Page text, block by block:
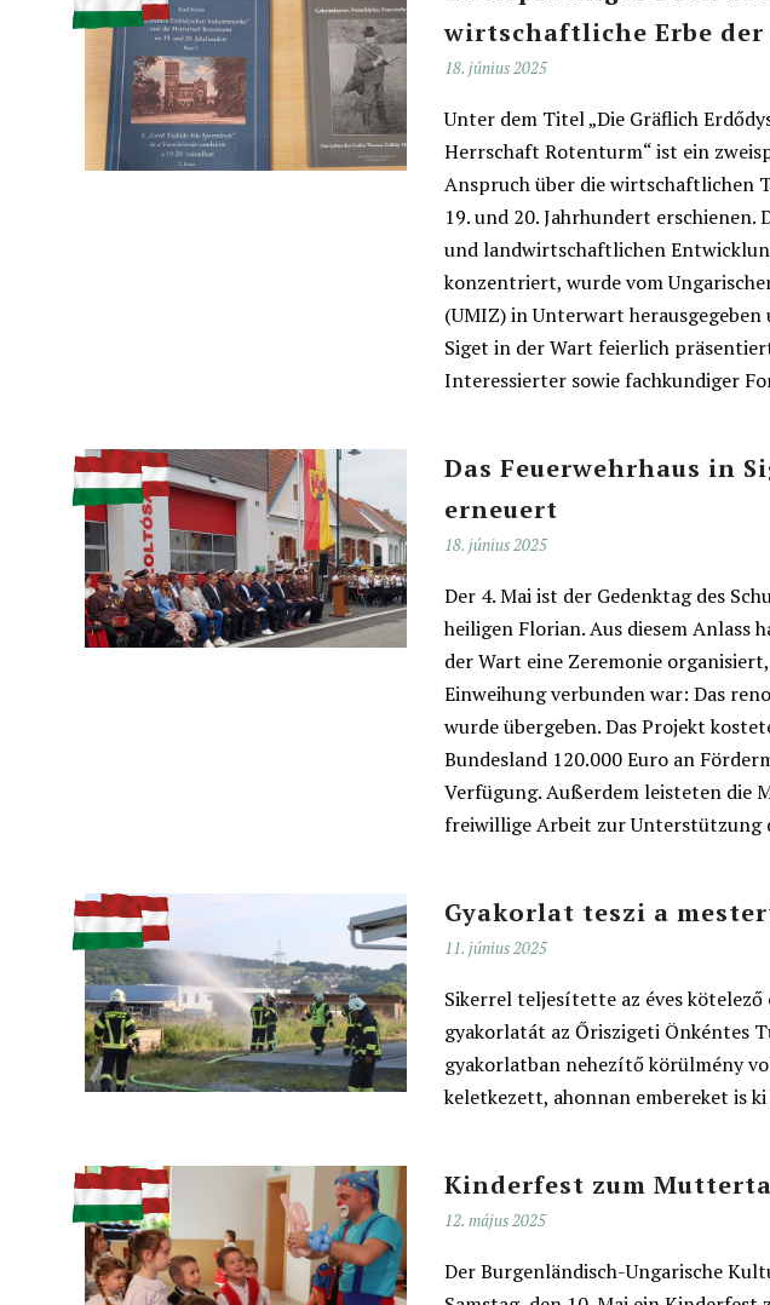
wirtschaftliche Erbe
18. június 2025
Unter dem Titel „Die Gräflich
Herrschaft Rotenturm“ ist ein
Anspruch über die wirtschaftlichen
19. und 20. Jahrhundert erschienen.
und landwirtschaftlichen
konzentriert, wurde vom
(UMIZ) in Unterwart herausgegeben
Siget in der Wart feierlich
Interessierter sowie fachkundiger
Das Feuerwehrhaus in
erneuert
18. június 2025
Der 4. Mai ist der Gedenktag des
heiligen Florian. Aus diesem Anlass
der Wart eine Zeremonie
Einweihung verbunden war: Das
wurde übergeben. Das Projekt
Bundesland 120.000 Euro an
Verfügung. Außerdem leisteten die
freiwillige Arbeit zur Unterstützung
Gyakorlat teszi a
11. június 2025
Sikerrel teljesítette az éves
gyakorlatát az Őriszigeti Önkéntes
gyakorlatban nehezítő körülmény
keletkezett, ahonnan embereket is
Kinderfest zum
12. május 2025
Der Burgenländisch-Ungarische